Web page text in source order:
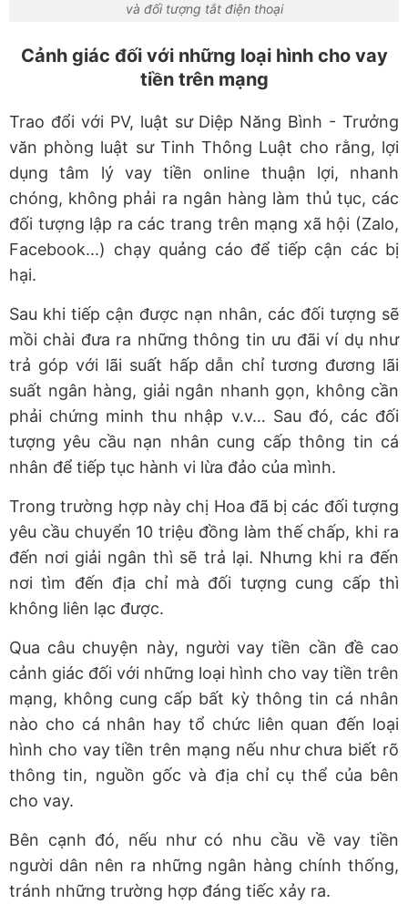
và đối tượng tắt điện thoại
Cảnh giác đối với những loại hình cho vay
tiền trên mạng
Trao đổi với PV, luật sư Diệp Năng Bình - Trưởng
văn phòng luật sư Tinh Thông Luật cho rằng, lợi
dụng tâm lý vay tiền online thuận lợi, nhanh
chóng, không phải ra ngân hàng làm thủ tục, các
đối tượng lập ra các trang trên mạng xã hội (Zalo,
Facebook...) chạy quảng cáo để tiếp cận các bị
hại.
Sau khi tiếp cận được nạn nhân, các đối tượng sẽ
mồi chài đưa ra những thông tin ưu đãi ví dụ như
trả góp với lãi suất hấp dẫn chỉ tương đương lãi
suất ngân hàng, giải ngân nhanh gọn, không cần
phải chứng minh thu nhập v.v… Sau đó, các đối
tượng yêu cầu nạn nhân cung cấp thông tin cá
nhân để tiếp tục hành vi lừa đảo của mình.
Trong trường hợp này chị Hoa đã bị các đối tượng
yêu cầu chuyển 10 triệu đồng làm thế chấp, khi ra
đến nơi giải ngân thì sẽ trả lại. Nhưng khi ra đến
nơi tìm đến địa chỉ mà đối tượng cung cấp thì
không liên lạc được.
Qua câu chuyện này, người vay tiền cần đề cao
cảnh giác đối với những loại hình cho vay tiền trên
mạng, không cung cấp bất kỳ thông tin cá nhân
nào cho cá nhân hay tổ chức liên quan đến loại
hình cho vay tiền trên mạng nếu như chưa biết rõ
thông tin, nguồn gốc và địa chỉ cụ thể của bên
cho vay.
Bên cạnh đó, nếu như có nhu cầu về vay tiền
người dân nên ra những ngân hàng chính thống,
tránh những trường hợp đáng tiếc xảy ra.